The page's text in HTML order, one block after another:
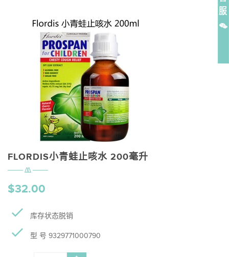
FLORDIS小青蛙止咳水 200毫升
$32.00
库存状态脱销
型 号 9329771000790